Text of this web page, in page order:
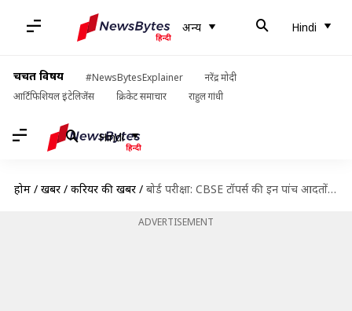
अन्य Hindi
चर्चित विषय #NewsBytesExplainer
नरेंद्र मोदी
आर्टिफिशियल इंटेलिजेंस
क्रिकेट समाचार राहुल गांधी
Hindi
होम / खबरें / करियर की खबरें / बोर्ड परीक्षा: CBSE टॉपर्स की इन पांच आदतों को अपनाकर करें तैयारी
ADVERTISEMENT